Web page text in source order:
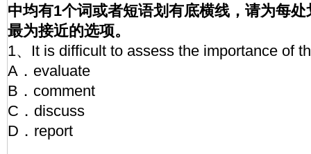
中均有1个词或者短语划有底横线，请为每
最为接近的选项。
1、It is difficult to assess the importance of
A．evaluate
B．comment
C．discuss
D．report